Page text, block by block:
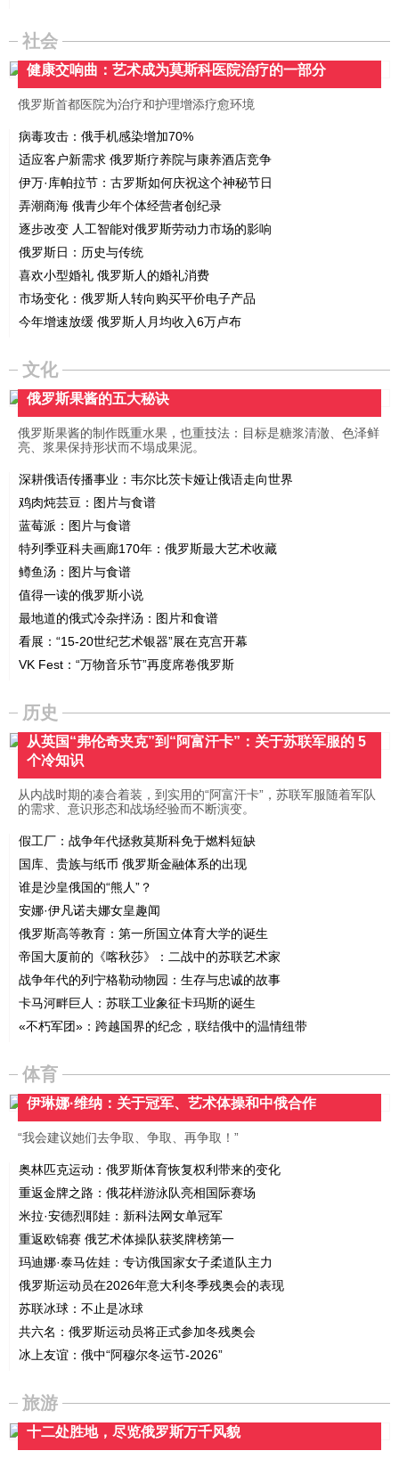
社会
健康交响曲：艺术成为莫斯科医院治疗的一部分
俄罗斯首都医院为治疗和护理增添疗愈环境
病毒攻击：俄手机感染增加70%
适应客户新需求 俄罗斯疗养院与康养酒店竞争
伊万·库帕拉节：古罗斯如何庆祝这个神秘节日
弄潮商海 俄青少年个体经营者创纪录
逐步改变 人工智能对俄罗斯劳动力市场的影响
俄罗斯日：历史与传统
喜欢小型婚礼 俄罗斯人的婚礼消费
市场变化：俄罗斯人转向购买平价电子产品
今年增速放缓 俄罗斯人月均收入6万卢布
文化
俄罗斯果酱的五大秘诀
俄罗斯果酱的制作既重水果，也重技法：目标是糖浆清澈、色泽鲜
亮、浆果保持形状而不塌成果泥。
深耕俄语传播事业：韦尔比茨卡娅让俄语走向世界
鸡肉炖芸豆：图片与食谱
蓝莓派：图片与食谱
特列季亚科夫画廊170年：俄罗斯最大艺术收藏
鳟鱼汤：图片与食谱
值得一读的俄罗斯小说
最地道的俄式冷杂拌汤：图片和食谱
看展：“15-20世纪艺术银器”展在克宫开幕
VK Fest：“万物音乐节”再度席卷俄罗斯
历史
从英国“弗伦奇夹克”到“阿富汗卡”：关于苏联军服的 5
个冷知识
从内战时期的凑合着装，到实用的“阿富汗卡”，苏联军服随着军队
的需求、意识形态和战场经验而不断演变。
假工厂：战争年代拯救莫斯科免于燃料短缺
国库、贵族与纸币 俄罗斯金融体系的出现
谁是沙皇俄国的“熊人”？
安娜·伊凡诺夫娜女皇趣闻
俄罗斯高等教育：第一所国立体育大学的诞生
帝国大厦前的《喀秋莎》：二战中的苏联艺术家
战争年代的列宁格勒动物园：生存与忠诚的故事
卡马河畔巨人：苏联工业象征卡玛斯的诞生
«不朽军团»：跨越国界的纪念，联结俄中的温情纽带
体育
伊琳娜·维纳：关于冠军、艺术体操和中俄合作
“我会建议她们去争取、争取、再争取！”
奥林匹克运动：俄罗斯体育恢复权利带来的变化
重返金牌之路：俄花样游泳队亮相国际赛场
米拉·安德烈耶娃：新科法网女单冠军
重返欧锦赛 俄艺术体操队获奖牌榜第一
玛迪娜·泰马佐娃：专访俄国家女子柔道队主力
俄罗斯运动员在2026年意大利冬季残奥会的表现
苏联冰球：不止是冰球
共六名：俄罗斯运动员将正式参加冬残奥会
冰上友谊：俄中“阿穆尔冬运节-2026”
旅游
十二处胜地，尽览俄罗斯万千风貌